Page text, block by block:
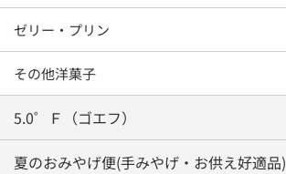
ゼリー・プリン
その他洋菓子
5.0゜Ｆ（ゴエフ）
夏のおみやげ便(手みやげ・お供え好適品)